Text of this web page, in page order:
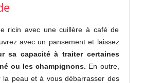
ricin avec une cuillère à café de
avec un pansement et laissez
sa capacité à traiter certaines
ou les champignons. En outre,
peau et à vous débarrasser des